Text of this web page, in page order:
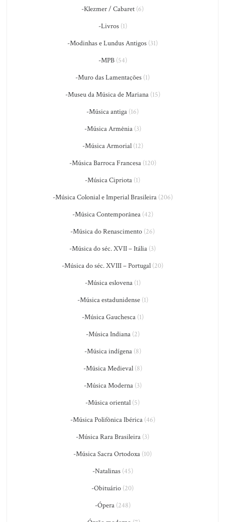
-Klezmer / Cabaret (6)
-Livros(1)
-Modinhas e Lundus Antigos (31)
-MPB(54)
-Muro das Lamentações (1)
-Museu da Música de Mariana(15)
-Música antiga (16)
-Música Armênia(3)
-Música Armorial(12)
-Música Barroca Francesa(120)
-Música Cipriota (1)
-Música Colonial e Imperial Brasileira(206)
-Música Contemporânea(42)
-Música do Renascimento (26)
-Música do séc. XVII – Itália (3)
-Música do séc. XVIII – Portugal (20)
-Música eslovena(1)
-Música estadunidense(1)
-Música Gauchesca(1)
-Música Indiana(2)
-Música indígena(8)
-Música Medieval(8)
-Música Moderna(3)
-Música oriental (5)
-Música Polifônica Ibérica(46)
-Música Rara Brasileira (3)
-Música Sacra Ortodoxa (10)
-Natalinas(45)
-Obituário (20)
-Ópera(248)